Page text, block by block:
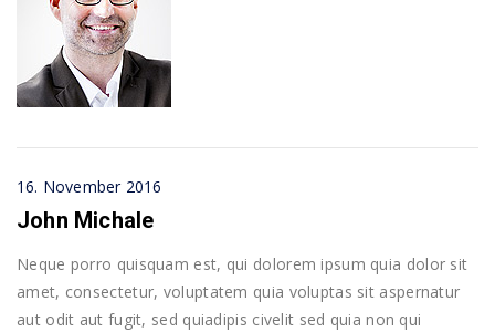
16. November 2016
John Michale
Neque porro quisquam est, qui dolorem ipsum quia dolor sit
amet, consectetur, voluptatem quia voluptas sit aspernatur
aut odit aut fugit, sed quiadipis civelit sed quia non qui